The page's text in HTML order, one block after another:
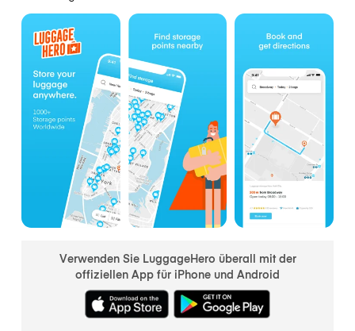
Verwenden Sie LuggageHero überall mit der
offiziellen App für iPhone und Android